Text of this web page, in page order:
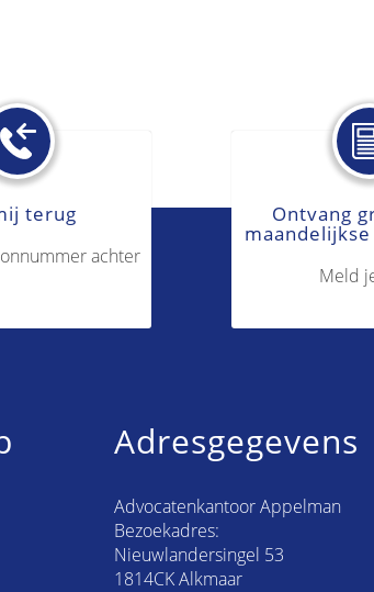
terug
achter
Ontvang
Meld
Adresgegevens
Advocatenkantoor Appelman
Bezoekadres:
Nieuwlandersingel 53
1814CK Alkmaar